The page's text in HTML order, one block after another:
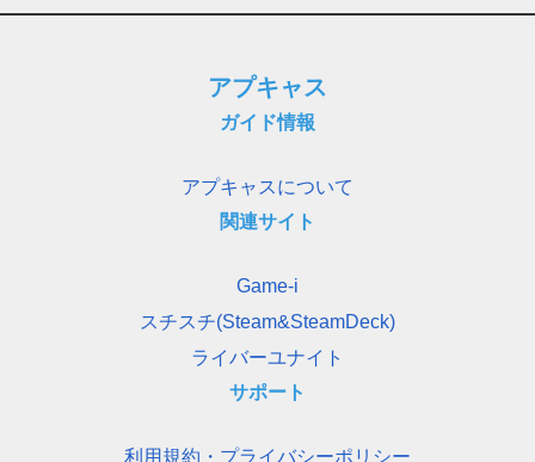
アプキャス
ガイド情報
アプキャスについて
関連サイト
Game-i
スチスチ(Steam&SteamDeck)
ライバーユナイト
サポート
利用規約・プライバシーポリシー